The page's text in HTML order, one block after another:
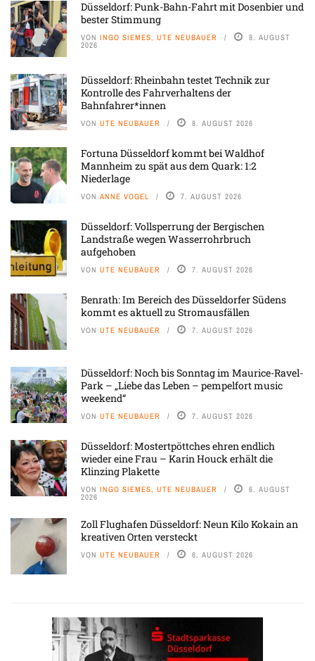
Düsseldorf: Punk-Bahn-Fahrt mit Dosenbier und
bester Stimmung
VON INGO SIEMES, UTE NEUBAUER 8. AUGUST
2026
Düsseldorf: Rheinbahn testet Technik zur
Kontrolle des Fahrverhaltens der
Bahnfahrer*innen
VON UTE NEUBAUER 8. AUGUST 2026
Fortuna Düsseldorf kommt bei Waldhof
Mannheim zu spät aus dem Quark: 1:2
Niederlage
VON ANNE VOGEL 7. AUGUST 2026
Düsseldorf: Vollsperrung der Bergischen
Landstraße wegen Wasserrohrbruch
aufgehoben
VON UTE NEUBAUER 7. AUGUST 2026
Benrath: Im Bereich des Düsseldorfer Südens
kommt es aktuell zu Stromausfällen
VON UTE NEUBAUER 7. AUGUST 2026
Düsseldorf: Noch bis Sonntag im Maurice-Ravel-
Park – „Liebe das Leben – pempelfort music
weekend“
VON UTE NEUBAUER 7. AUGUST 2026
Düsseldorf: Mostertpöttches ehren endlich
wieder eine Frau – Karin Houck erhält die
Klinzing Plakette
VON INGO SIEMES, UTE NEUBAUER 6. AUGUST
2026
Zoll Flughafen Düsseldorf: Neun Kilo Kokain an
kreativen Orten versteckt
VON UTE NEUBAUER 6. AUGUST 2026